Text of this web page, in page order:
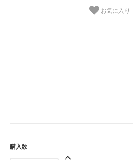
お気に入り
購入数